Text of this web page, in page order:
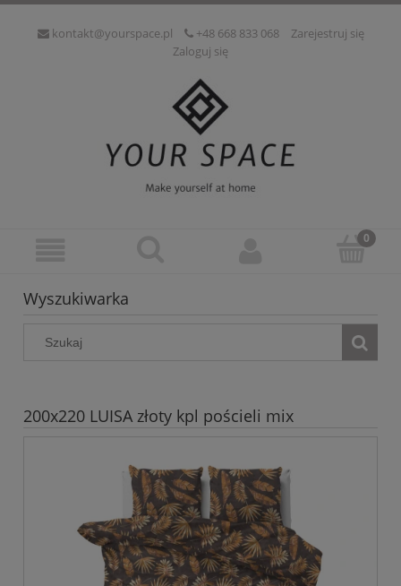
kontakt@yourspace.pl +48 668 833 068
Zarejestruj się
Zaloguj się
Wyszukiwarka
200x220 LUISA złoty kpl pościeli mix